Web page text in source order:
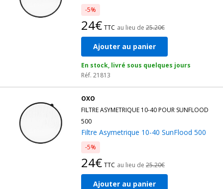
-5%
24€ TTC au lieu de 25.20€
Ajouter au panier
En stock, livré sous quelques jours
Réf. 21813
OXO
FILTRE ASYMETRIQUE 10-40 POUR SUNFLOOD
500
Filtre Asymetrique 10-40 SunFlood 500
-5%
24€ TTC au lieu de 25.20€
Ajouter au panier